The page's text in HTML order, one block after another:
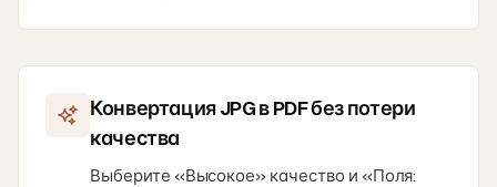
Конвертация JPG в PDF без потери
качества
Выберите «Высокое» качество и «Поля: